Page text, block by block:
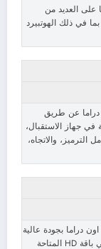
على العديد من
في ذلك الهوتبيرد
دراما عن طريق
في جهاز الاستقبال،
الترميز، والاتجاه،
دراما بجودة عالية
الوضوح عند الاشتراك في باقة HD المتاحة